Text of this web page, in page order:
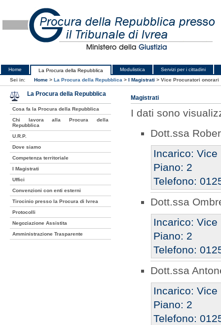
Home La Procura della Repubblica Modulistica
Servizi per i cittadini
Sei in:
Home > La Procura della Repubblica > I Magistrati > Vice Procuratori onorari
Magistrati
I dati sono
Dott.ssa
Incarico:
Piano: 2
Telefono:
Dott.ssa
Incarico:
Piano: 2
Telefono:
Dott.ssa
Incarico:
Piano: 2
Telefono:
La Procura della Repubblica
Cosa fa la Procura della Repubblica
Chi lavora alla Procura della
Repubblica
U.R.P.
Dove siamo
Competenza territoriale
I Magistrati
Uffici
Convenzioni con enti esterni
Tirocinio presso la Procura di Ivrea
Protocolli
Negoziazione Assistita
Amministrazione Trasparente